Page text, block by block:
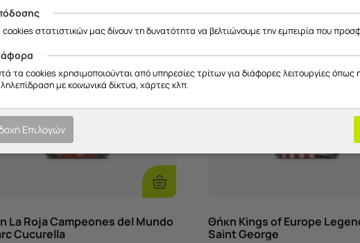
Επιλογές
La Roja Campeones del Mundo
Cucurella
Θήκη Kings of Europe
Saint George
cookies στατιστικών μας δίνουν τη δυνατότητα να βελτιώνουμε την εμπειρία που
τα cookies χρησιμοποιούνται από υπηρεσίες τρίτων για διάφορες λειτουργίες όπως
με κοινωνικά δίκτυα, χάρτες κλπ.
Επιλογών